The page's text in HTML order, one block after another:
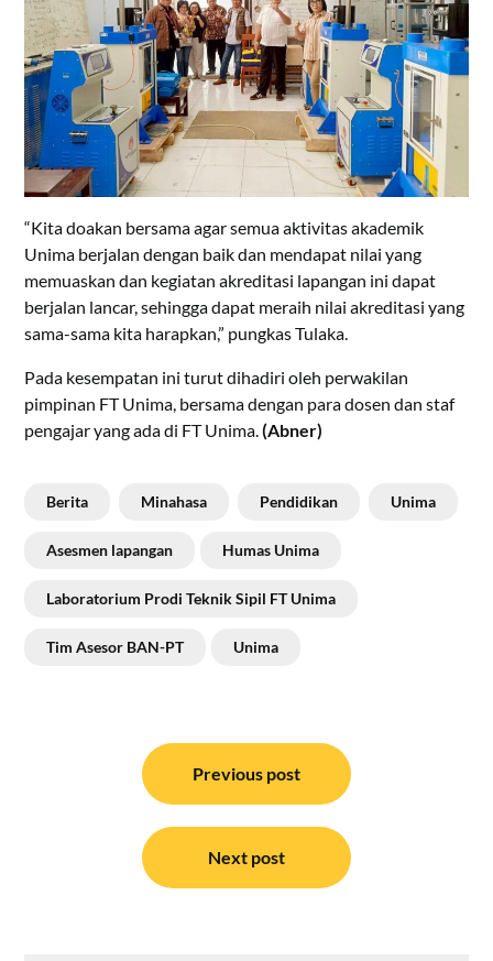
“Kita doakan bersama agar semua aktivitas akademik
Unima berjalan dengan baik dan mendapat nilai yang
memuaskan dan kegiatan akreditasi lapangan ini dapat
berjalan lancar, sehingga dapat meraih nilai akreditasi yang
sama-sama kita harapkan,” pungkas Tulaka.
Pada kesempatan ini turut dihadiri oleh perwakilan
pimpinan FT Unima, bersama dengan para dosen dan staf
pengajar yang ada di FT Unima.(Abner)
Berita Minahasa Pendidikan Unima
Asesmen lapangan Humas Unima
Laboratorium Prodi Teknik Sipil FT Unima
Tim Asesor BAN-PT Unima
Previous post
Next post